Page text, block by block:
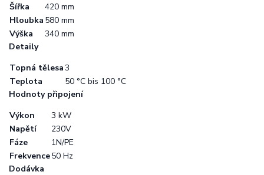
Šířka
420 mm
Hloubka 580 mm
Výška
340 mm
Detaily
Topná tělesa3
Teplota
50 °C bis 100 °C
Hodnoty připojení
Výkon
3 kW
Napětí
230V
Fáze
1N/PE
Frekvence50 Hz
Dodávka